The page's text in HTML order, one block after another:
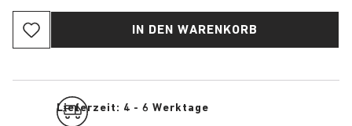
IN DEN WARENKORB
Lieferzeit: 4 - 6 Werktage